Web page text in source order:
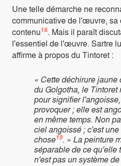
Une telle démarche ne
communicative de l'œuvre, sa
contenu18. Mais il paraît
l'essentiel de l'œuvre. Sartre
affirme à propos du Tintoret :
« Cette déchirure
du Golgotha, le
pour signifier
provoquer ; elle est
en même temps. Non
ciel angoissé ; c'est
chose19. » La peinture
séparable de ce
n'est pas un système